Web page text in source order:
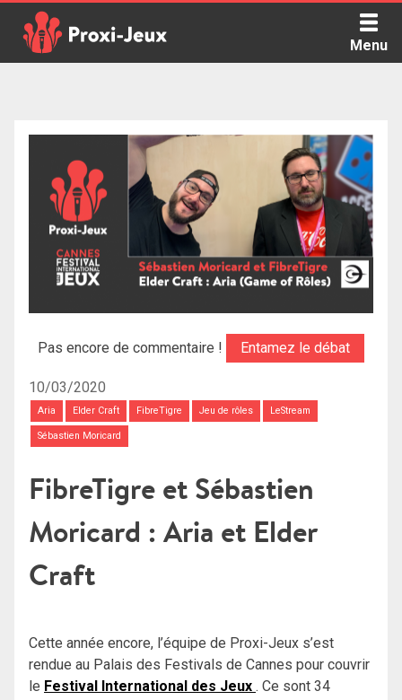
content
Menu
Pas encore de commentaire ! Entamez le débat
10/03/2020
Aria Elder Craft FibreTigre Jeu de rôles LeStream
Sébastien Moricard
FibreTigre et Sébastien
Moricard : Aria et Elder
Craft
Cette année encore, l’équipe de Proxi-Jeux s’est
rendue au Palais des Festivals de Cannes pour couvrir
le Festival International des Jeux . Ce sont 34